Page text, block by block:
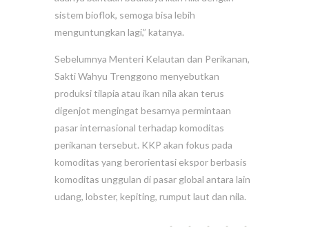
sistem bioflok, semoga bisa lebih
menguntungkan lagi,” katanya.
Sebelumnya Menteri Kelautan dan Perikanan,
Sakti Wahyu Trenggono menyebutkan
produksi tilapia atau ikan nila akan terus
digenjot mengingat besarnya permintaan
pasar internasional terhadap komoditas
perikanan tersebut. KKP akan fokus pada
komoditas yang berorientasi ekspor berbasis
komoditas unggulan di pasar global antara lain
udang, lobster, kepiting, rumput laut dan nila.